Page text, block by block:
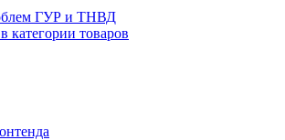
ГУР и ТНВД
категории товаров